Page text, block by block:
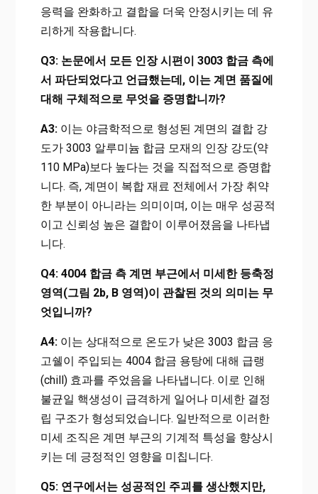
응력을 완화하고 결합을 더욱 안정시키는 데 유
리하게 작용합니다.
Q3: 논문에서 모든 인장 시편이 3003 합금 측에
서 파단되었다고 언급했는데, 이는 계면 품질에
대해 구체적으로 무엇을 증명합니까?
A3:이는 야금학적으로 형성된 계면의 결합 강
도가 3003 알루미늄 합금 모재의 인장 강도(약
110 MPa)보다 높다는 것을 직접적으로 증명합
니다. 즉, 계면이 복합 재료 전체에서 가장 취약
한 부분이 아니라는 의미이며, 이는 매우 성공적
이고 신뢰성 높은 결합이 이루어졌음을 나타냅
니다.
Q4: 4004 합금 측 계면 부근에서 미세한 등축정
영역(그림 2b, B 영역)이 관찰된 것의 의미는 무
엇입니까?
A4:이는 상대적으로 온도가 낮은 3003 합금 응
고쉘이 주입되는 4004 합금 용탕에 대해 급랭
(chill) 효과를 주었음을 나타냅니다. 이로 인해
불균일 핵생성이 급격하게 일어나 미세한 결정
립 구조가 형성되었습니다. 일반적으로 이러한
미세 조직은 계면 부근의 기계적 특성을 향상시
키는 데 긍정적인 영향을 미칩니다.
Q5: 연구에서는 성공적인 주괴를 생산했지만,